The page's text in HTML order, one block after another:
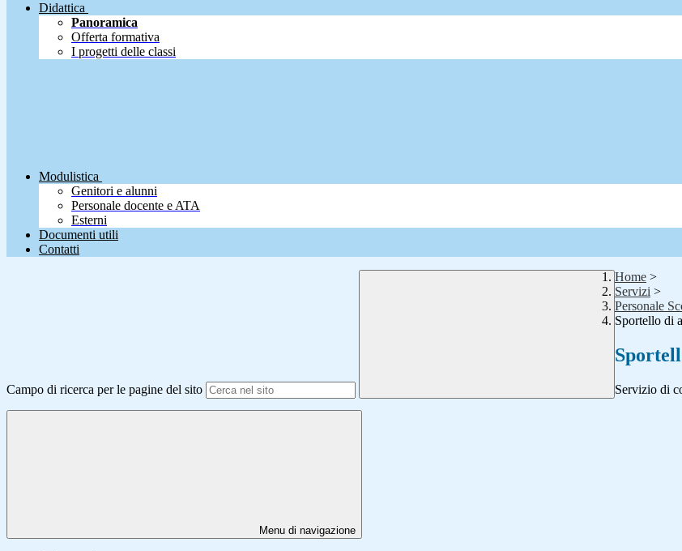
Didattica
Panoramica
Offerta formativa
I progetti delle classi
Modulistica
Genitori e alunni
Personale docente e ATA
Esterni
Documenti utili
Contatti
Campo di ricerca per le pagine del sito
Home >
Servizi >
Personale
Sportello di
Servizio di
Menu di navigazione